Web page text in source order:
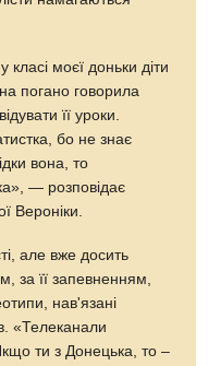
класі моєї доньки діти
погано говорила
її уроки.
бо не знає
вона, то
— розповідає
Вероніки.
але вже досить
за її запевненням,
нав'язані
«Телеканали
ти з Донецька, то –